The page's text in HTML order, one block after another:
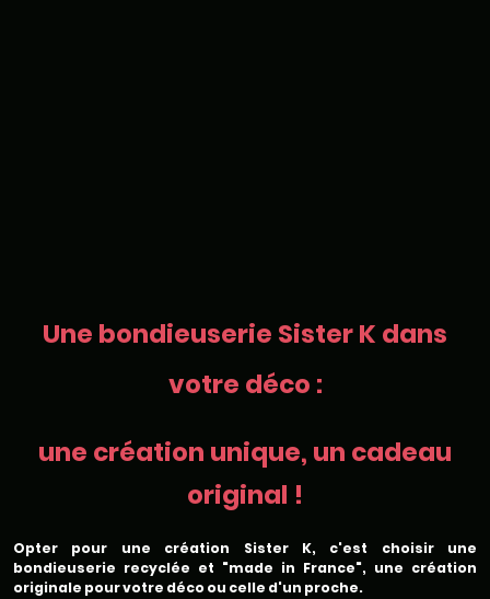
Une bondieuserie Sister K dans
votre déco :
une création unique, un cadeau
original !
Opter pour une création Sister K, c'est choisir une
bondieuserie recyclée et "made in France", une création
originale pour votre déco ou celle d'un proche.